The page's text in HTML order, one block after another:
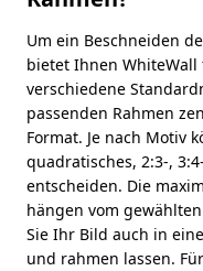
Um ein Beschneiden
bietet Ihnen
verschiedene
passenden Rahmen
Format. Je nach Motiv
quadratisches, 2:3-,
entscheiden. Die
hängen vom
Sie Ihr Bild auch in
und rahmen lassen.